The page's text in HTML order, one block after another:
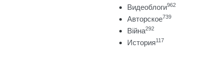
Видеоблоги962
Авторское739
Війна292
История117